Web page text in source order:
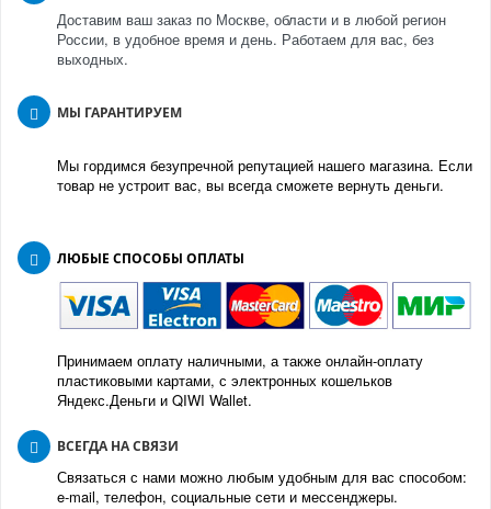
Доставим ваш заказ по Москве, области и в любой регион
России, в удобное время и день. Работаем для вас, без
выходных.
МЫ ГАРАНТИРУЕМ
Мы гордимся безупречной репутацией нашего магазина. Если
товар не устроит вас, вы всегда сможете вернуть деньги.
ЛЮБЫЕ СПОСОБЫ ОПЛАТЫ
Принимаем оплату наличными, а также онлайн-оплату
пластиковыми картами, с электронных кошельков
Яндекс.Деньги и QIWI Wallet.
ВСЕГДА НА СВЯЗИ
Связаться с нами можно любым удобным для вас способом:
e-mail, телефон, социальные сети и мессенджеры.